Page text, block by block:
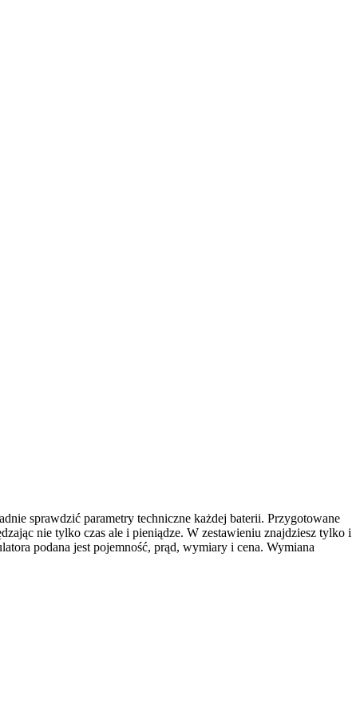
sprawdzić parametry techniczne każdej baterii. Przygotowane
nie tylko czas ale i pieniądze. W zestawieniu znajdziesz tylko i
podana jest pojemność, prąd, wymiary i cena. Wymiana